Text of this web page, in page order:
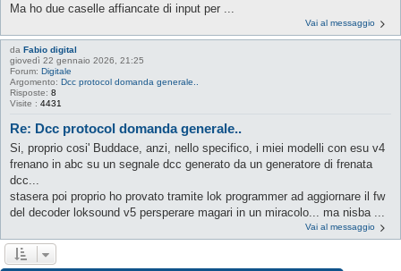
Ma ho due caselle affiancate di input per ...
Vai al messaggio
da Fabio digital
giovedì 22 gennaio 2026, 21:25
Forum: Digitale
Argomento: Dcc protocol domanda generale..
Risposte: 8
Visite : 4431
Re: Dcc protocol domanda generale..
Si, proprio cosi' Buddace, anzi, nello specifico, i miei modelli con esu v4
frenano in abc su un segnale dcc generato da un generatore di frenata
dcc...
stasera poi proprio ho provato tramite lok programmer ad aggiornare il fw
del decoder loksound v5 persperare magari in un miracolo... ma nisba ...
Vai al messaggio